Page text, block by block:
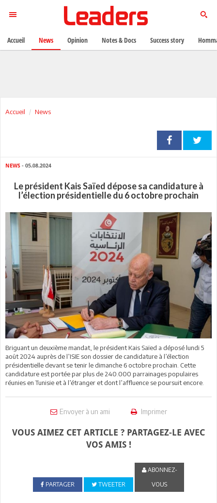
Accueil News
NEWS - 05.08.2024
Le président Kais Saïed dépose sa candidature à
l’élection présidentielle du 6 octobre prochain
Briguant un deuxième mandat, le président Kais Saïed a déposé lundi 5
août 2024 auprès de l’ISIE son dossier de candidature à l’élection
présidentielle devant se tenir le dimanche 6 octobre prochain. Cette
candidature est portée par plus de 240.000 parrainages populaires
réunies en Tunisie et à l’étranger et dont l’affluence se poursuit encore.
Envoyer à un ami Imprimer
VOUS AIMEZ CET ARTICLE ? PARTAGEZ-LE AVEC
VOS AMIS !
PARTAGER TWEETER
ABONNEZ-
VOUS
Accueil News Opinion Notes & Docs Success story